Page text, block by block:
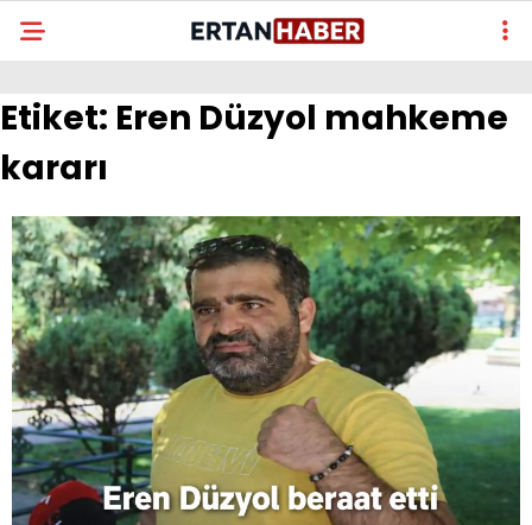
Etiket: Eren Düzyol mahkeme
kararı